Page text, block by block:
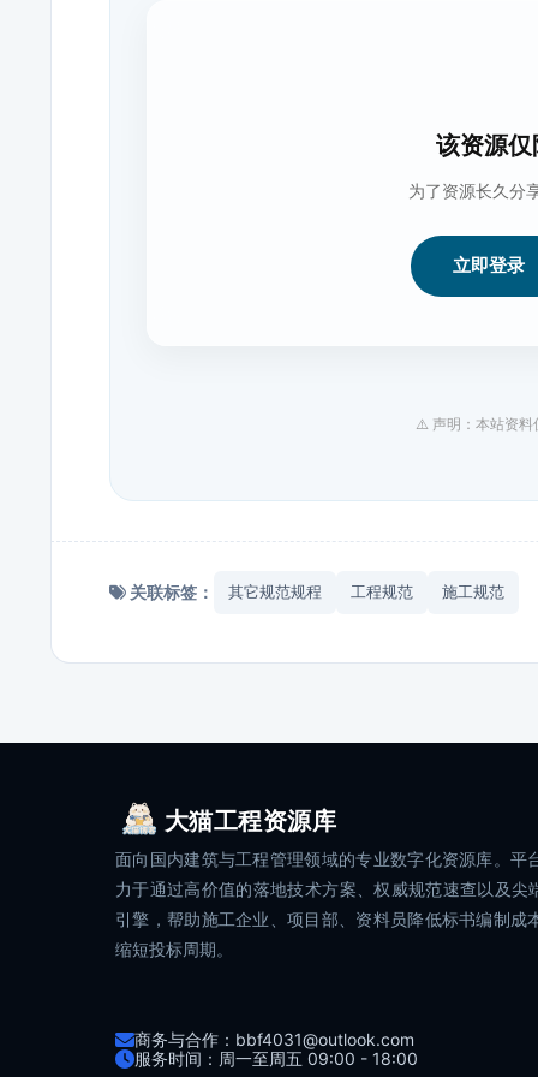
该资源
为了资源长久分
立即登录
⚠️ 声明：本站资料
关联标签： 其它规范规程 工程规范 施工规范
大猫工程资源库
面向国内建筑与工程管理领域的专业数字化资源库。平
力于通过高价值的落地技术方案、权威规范速查以及尖
引擎，帮助施工企业、项目部、资料员降低标书编制成
缩短投标周期。
商务与合作：bbf4031@outlook.com
服务时间：周一至周五 09:00 - 18:00